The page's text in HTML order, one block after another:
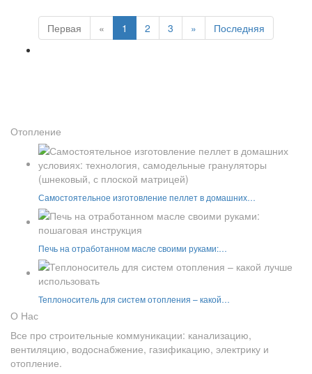
Первая « 1 2 3 » Последняя
Отопление
Самостоятельное изготовление пеллет в домашних…
Печь на отработанном масле своими руками:…
Теплоноситель для систем отопления – какой…
О Нас
Все про строительные коммуникации: канализацию,
вентиляцию, водоснабжение, газификацию, электрику и
отопление.